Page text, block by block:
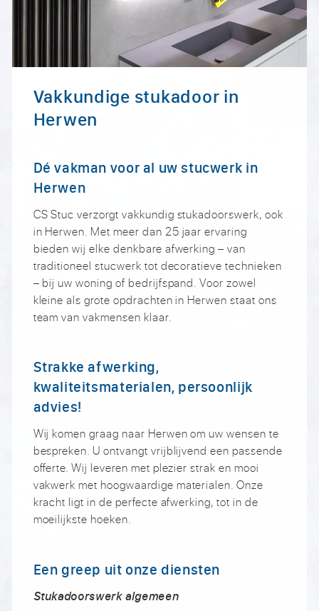
Vakkundige stukadoor in
Herwen
Dé vakman voor al uw stucwerk in
Herwen
CS Stuc verzorgt vakkundig stukadoorswerk, ook
in Herwen. Met meer dan 25 jaar ervaring
bieden wij elke denkbare afwerking – van
traditioneel stucwerk tot decoratieve technieken
– bij uw woning of bedrijfspand. Voor zowel
kleine als grote opdrachten in Herwen staat ons
team van vakmensen klaar.
Strakke afwerking,
kwaliteitsmaterialen, persoonlijk
advies!
Wij komen graag naar Herwen om uw wensen te
bespreken. U ontvangt vrijblijvend een passende
offerte. Wij leveren met plezier strak en mooi
vakwerk met hoogwaardige materialen. Onze
kracht ligt in de perfecte afwerking, tot in de
moeilijkste hoeken.
Een greep uit onze diensten
Stukadoorswerk algemeen